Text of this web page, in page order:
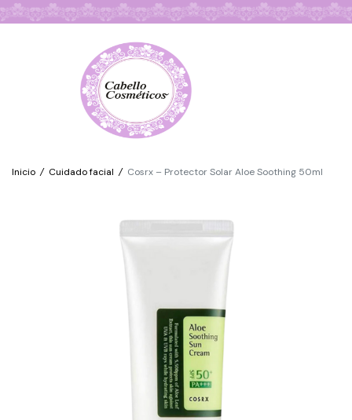
Inicio / Cuidado facial / Cosrx – Protector Solar Aloe Soothing 50ml